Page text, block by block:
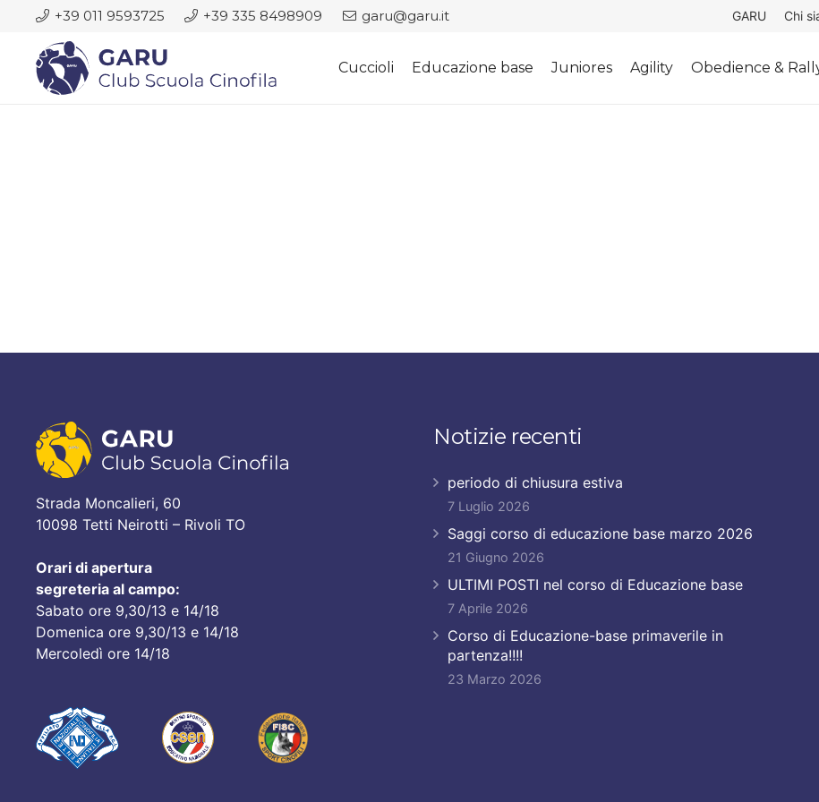
+39 011 9593725 +39 335 8498909 garu@garu.it GARU Chi
Cuccioli Educazione base Juniores Agility Obedience &
Strada Moncalieri, 60
10098 Tetti Neirotti – Rivoli TO
Orari di apertura
segreteria al campo:
Sabato ore 9,30/13 e 14/18
Domenica ore 9,30/13 e 14/18
Mercoledì ore 14/18
Notizie recenti
periodo di chiusura estiva
7 Luglio 2026
Saggi corso di educazione base marzo 2026
21 Giugno 2026
ULTIMI POSTI nel corso di Educazione base
7 Aprile 2026
Corso di Educazione-base primaverile in
partenza!!!!
23 Marzo 2026